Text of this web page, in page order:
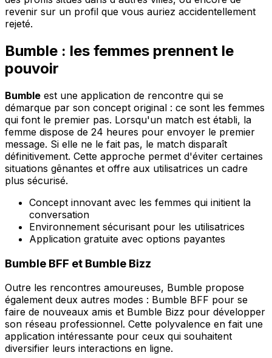
revenir sur un profil que vous auriez accidentellement
rejeté.
Bumble : les femmes prennent le
pouvoir
Bumble est une application de rencontre qui se
démarque par son concept original : ce sont les femmes
qui font le premier pas. Lorsqu'un match est établi, la
femme dispose de 24 heures pour envoyer le premier
message. Si elle ne le fait pas, le match disparaît
définitivement. Cette approche permet d'éviter certaines
situations gênantes et offre aux utilisatrices un cadre
plus sécurisé.
Concept innovant avec les femmes qui initient la
conversation
Environnement sécurisant pour les utilisatrices
Application gratuite avec options payantes
Bumble BFF et Bumble Bizz
Outre les rencontres amoureuses, Bumble propose
également deux autres modes : Bumble BFF pour se
faire de nouveaux amis et Bumble Bizz pour développer
son réseau professionnel. Cette polyvalence en fait une
application intéressante pour ceux qui souhaitent
diversifier leurs interactions en ligne.